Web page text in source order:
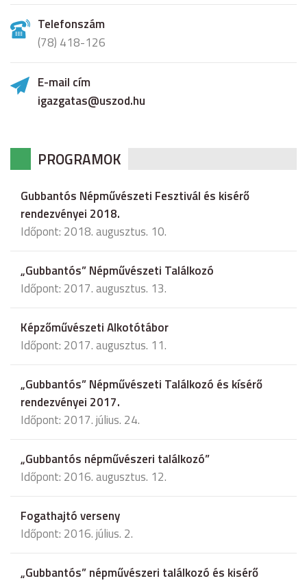
Telefonszám
(78) 418-126
E-mail cím
igazgatas@uszod.hu
PROGRAMOK
Gubbantós Népművészeti Fesztivál és kisérő
rendezvényei 2018.
Időpont: 2018. augusztus. 10.
„Gubbantós” Népművészeti Találkozó
Időpont: 2017. augusztus. 13.
Képzőművészeti Alkotótábor
Időpont: 2017. augusztus. 11.
„Gubbantós” Népművészeti Találkozó és kísérő
rendezvényei 2017.
Időpont: 2017. július. 24.
„Gubbantós népművészeri találkozó”
Időpont: 2016. augusztus. 12.
Fogathajtó verseny
Időpont: 2016. július. 2.
„Gubbantós” népművészeri találkozó és kisérő